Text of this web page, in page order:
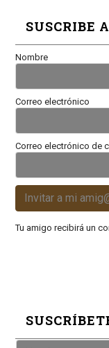
SUSCRIBE
Nombre
Correo electrónico
Correo electrónico de
Invitar a mi
Tu amigo recibirá un